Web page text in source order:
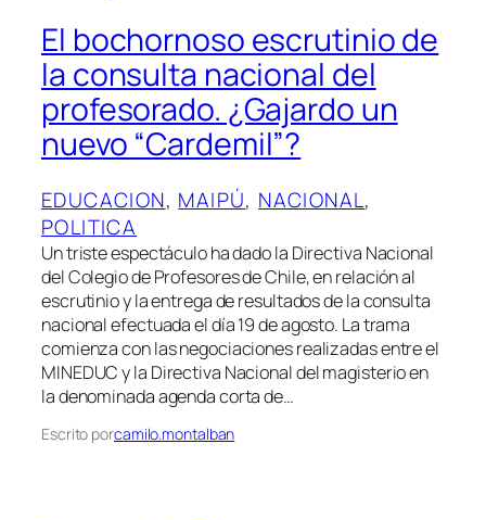
El bochornoso escrutinio de
la consulta nacional del
profesorado. ¿Gajardo un
nuevo “Cardemil”?
EDUCACION, MAIPÚ, NACIONAL
POLITICA
Un triste espectáculo ha dado la Directiva Nacional
del Colegio de Profesores de Chile, en relación al
escrutinio y la entrega de resultados de la consulta
nacional efectuada el día 19 de agosto. La trama
comienza con las negociaciones realizadas entre el
MINEDUC y la Directiva Nacional del magisterio en
la denominada agenda corta de…
Escrito porcamilo.montalban